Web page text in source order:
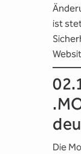
ist
Die